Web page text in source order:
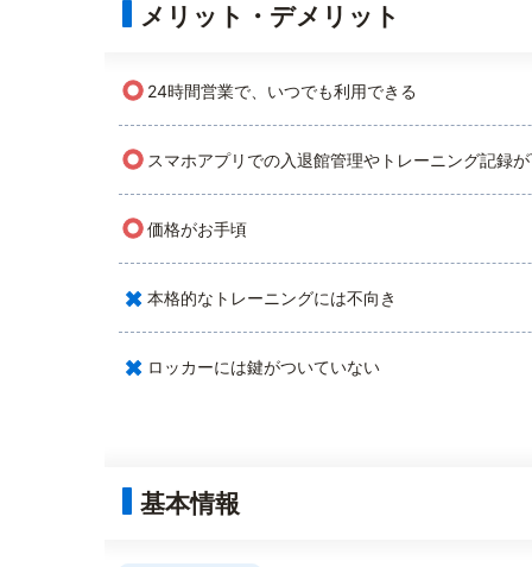
メリット・デメリット
○ 24時間営業で、いつでも利用できる
○ スマホアプリでの入退館管理やトレーニング記録
○価格がお手頃
× 本格的なトレーニングには不向き
× ロッカーには鍵がついていない
基本情報